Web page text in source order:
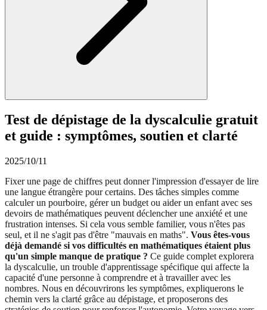
Test de dépistage de la dyscalculie gratuit
et guide : symptômes, soutien et clarté
2025/10/11
Fixer une page de chiffres peut donner l'impression d'essayer de lire
une langue étrangère pour certains. Des tâches simples comme
calculer un pourboire, gérer un budget ou aider un enfant avec ses
devoirs de mathématiques peuvent déclencher une anxiété et une
frustration intenses. Si cela vous semble familier, vous n'êtes pas
seul, et il ne s'agit pas d'être "mauvais en maths". Vous êtes-vous
déjà demandé si vos difficultés en mathématiques étaient plus
qu'un simple manque de pratique ? Ce guide complet explorera
la dyscalculie, un trouble d'apprentissage spécifique qui affecte la
capacité d'une personne à comprendre et à travailler avec les
nombres. Nous en découvrirons les symptômes, expliquerons le
chemin vers la clarté grâce au dépistage, et proposerons des